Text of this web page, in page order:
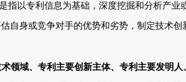
指以专利信息为基础，深度挖掘和分析产
自身或竞争对手的优势和劣势，制定技术
领域、专利主要创新主体、专利主要发明人